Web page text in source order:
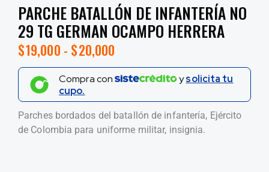
PARCHE BATALLÓN DE INFANTERÍA NO
29 TG GERMAN OCAMPO HERRERA
$19,000 - $20,000
Compra con ysolicita tu
cupo.
Parches bordados del batallón de infantería, Ejército
de Colombia para uniforme militar, insignia.